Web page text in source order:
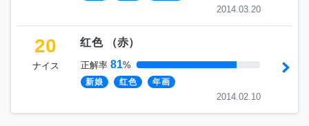
2014.03.20
20
ナイス
红色 （赤）
正解率 81%
新娘 红色 年画
2014.02.10